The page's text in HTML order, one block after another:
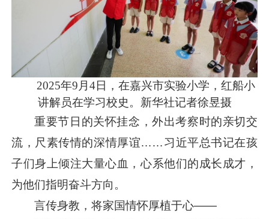
2025年9月4日，在嘉兴市实验小学，红船小
讲解员在学习校史。新华社记者徐昱摄
重要节日的关怀挂念，外出考察时的亲切交
流，尺素传情的深情厚谊……习近平总书记在孩
子们身上倾注大量心血，心系他们的成长成才，
为他们指明奋斗方向。
言传身教，将家国情怀厚植于心——